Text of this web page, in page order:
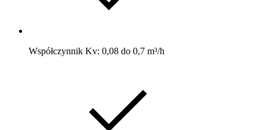
Współczynnik Kv: 0,08 do 0,7 m³/h